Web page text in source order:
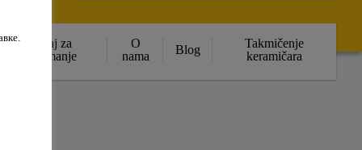
Sadržaj za
preuzimanje
O
nama
Blog
Takmičenje
keramičara